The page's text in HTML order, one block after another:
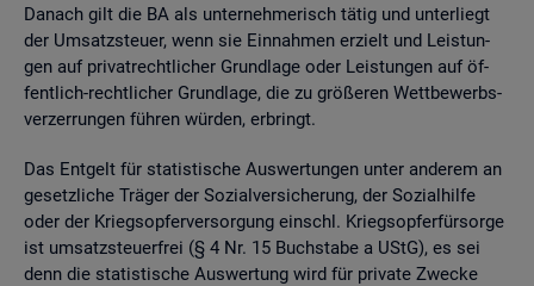
Da­nach gilt die BA als un­ter­neh­me­risch tätig und un­ter­liegt
der Um­satz­steu­er, wenn sie Ein­nah­men er­zielt und Leis­tun­
gen auf pri­vat­recht­li­cher Grund­la­ge oder Leis­tun­gen auf öf­
fent­lich-recht­li­cher Grund­la­ge, die zu grö­ße­ren Wett­be­werbs­
ver­zer­run­gen füh­ren wür­den, er­bringt.
Das Ent­gelt für sta­tis­ti­sche Aus­wer­tun­gen unter an­de­rem an
ge­setz­li­che Trä­ger der So­zi­al­ver­si­che­rung, der So­zi­al­hil­fe
oder der Kriegs­op­fer­ver­sor­gung einschl. Kriegs­op­fer­für­sor­ge
ist um­satz­steu­er­frei (§ 4 Nr. 15 Buch­sta­be a UStG), es sei
denn die sta­tis­ti­sche Aus­wer­tung wird für pri­va­te Zwe­cke